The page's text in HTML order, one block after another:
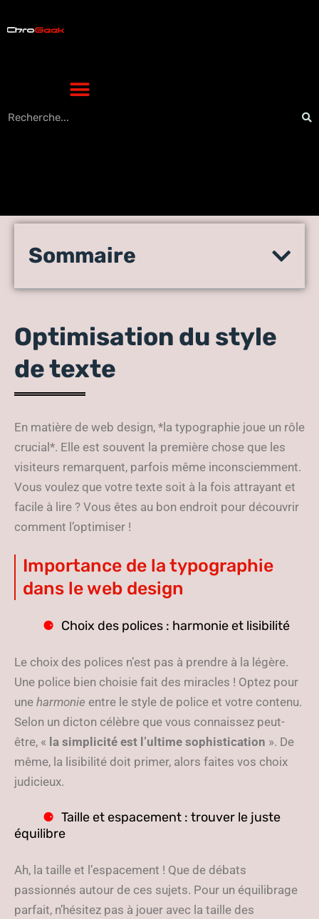
Adapter votre texte
tech pour un rendu parfait
Sommaire
Optimisation du style
de texte
En matière de web design, *la typographie joue un rôle
crucial*. Elle est souvent la première chose que les
visiteurs remarquent, parfois même inconsciemment.
Vous voulez que votre texte soit à la fois attrayant et
facile à lire ? Vous êtes au bon endroit pour découvrir
comment l’optimiser !
Importance de la typographie
dans le web design
Choix des polices : harmonie et lisibilité
Le choix des polices n’est pas à prendre à la légère.
Une police bien choisie fait des miracles ! Optez pour
une harmonie entre le style de police et votre contenu.
Selon un dicton célèbre que vous connaissez peut-
être, « la simplicité est l’ultime sophistication ». De
même, la lisibilité doit primer, alors faites vos choix
judicieux.
Taille et espacement : trouver le juste
équilibre
Ah, la taille et l’espacement ! Que de débats
passionnés autour de ces sujets. Pour un équilibrage
parfait, n’hésitez pas à jouer avec la taille des